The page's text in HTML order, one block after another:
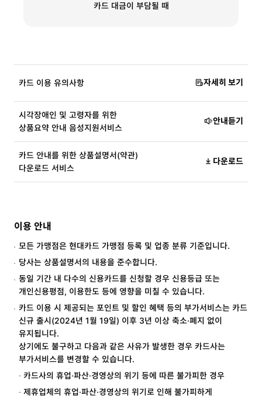
카드 대금이 부담될 때
카드 이용 유의사항 자세히 보기
시각장애인 및 고령자를 위한
상품요약 안내 음성지원서비스
안내듣기
카드 안내를 위한 상품설명서(약관)
다운로드 서비스
다운로드
이용 안내
모든 가맹점은 현대카드 가맹점 등록 및 업종 분류 기준입니다.
당사는 상품설명서의 내용을 준수합니다.
동일 기간 내 다수의 신용카드를 신청할 경우 신용등급 또는
개인신용평점, 이용한도 등에 영향을 미칠 수 있습니다.
카드 이용 시 제공되는 포인트 및 할인 혜택 등의 부가서비스는 카드
신규 출시(2024년 1월 19일) 이후 3년 이상 축소·폐지 없이
유지됩니다.
상기에도 불구하고 다음과 같은 사유가 발생한 경우 카드사는
부가서비스를 변경할 수 있습니다.
카드사의 휴업·파산·경영상의 위기 등에 따른 불가피한 경우
제휴업체의 휴업·파산·경영상의 위기로 인해 불가피하게